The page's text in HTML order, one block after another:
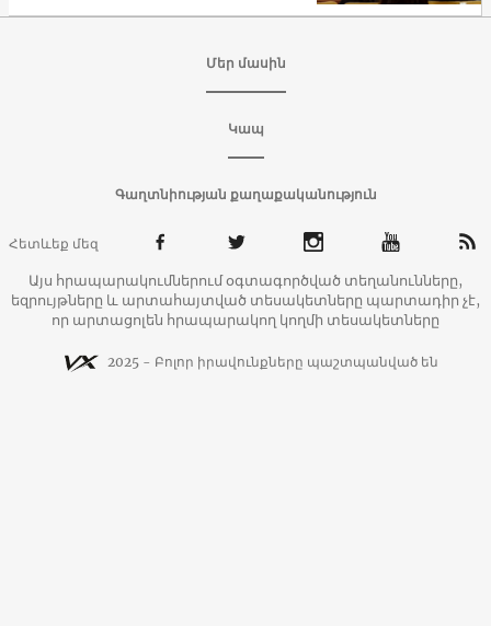
Մեր մասին
Կապ
Գաղտնիության քաղաքականություն
Հետևեք մեզ
Այս հրապարակումներում օգտագործված տեղանունները,
եզրույթները և արտահայտված տեսակետները պարտադիր չէ,
որ արտացոլեն հրապարակող կողմի տեսակետները
2025 - Բոլոր իրավունքները պաշտպանված են